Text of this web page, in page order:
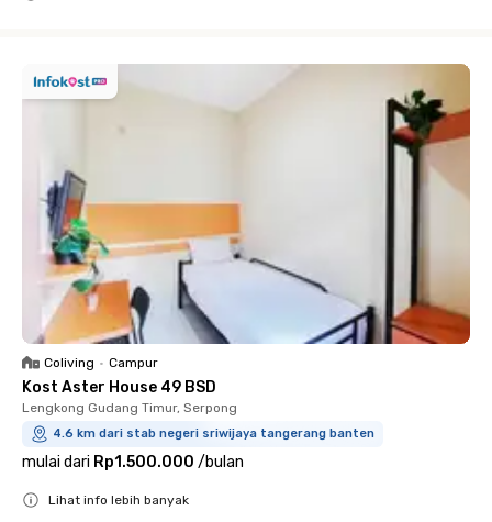
Coliving • Campur
Kost Aster House 49 BSD
Lengkong Gudang Timur, Serpong
4.6 km dari stab negeri sriwijaya tangerang banten
mulai dari Rp1.500.000 /bulan
Lihat info lebih banyak